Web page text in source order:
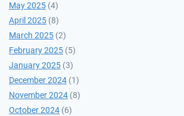
May 2025 (4)
April 2025 (8)
March 2025 (2)
February 2025 (5)
January 2025 (3)
December 2024 (1)
November 2024 (8)
October 2024 (6)